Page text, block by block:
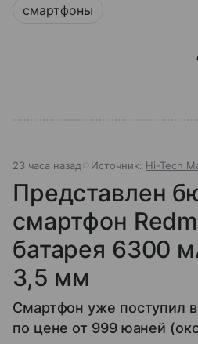
смартфоны
23 часа назад Источник: Hi-Tech
Представлен
смартфон
батарея 6300
3,5 мм
Смартфон уже поступил
по цене от 999 юаней